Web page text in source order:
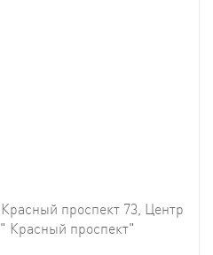
проспект 73, Центр
Красный проспект"